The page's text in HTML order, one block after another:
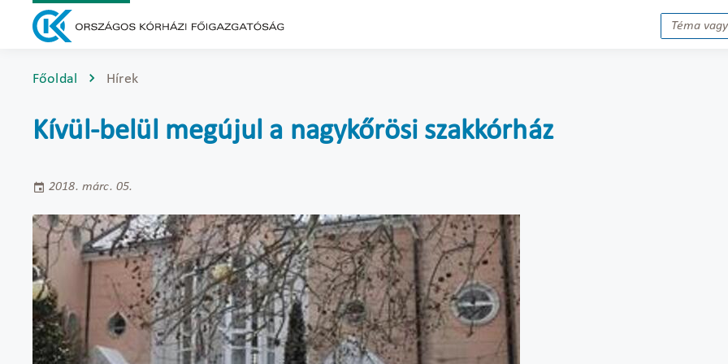
Főoldal Hírek
Kívül-belül megújul a nagykőrösi szakkórház
2018. márc. 05.